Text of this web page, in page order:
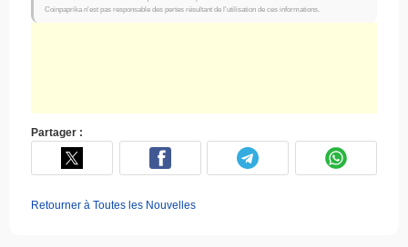
Coinpaprika n'est pas responsable des pertes résultant de l'utilisation de ces informations.
Partager :
Retourner à Toutes les Nouvelles